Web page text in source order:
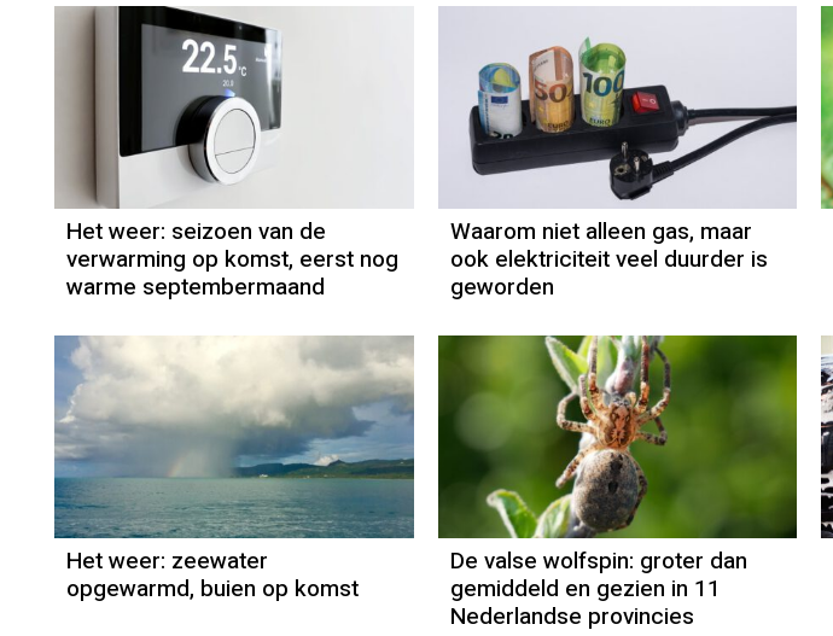
Het weer
Grieta Spannenburg
Het weer: seizoen van de
verwarming op komst, eerst nog
warme septembermaand
Waarom niet alleen gas, maar
ook elektriciteit veel duurder is
geworden
Het weer
Grieta Spannenburg
Het weer: zeewater
opgewarmd, buien op komst
De valse wolfspin: groter dan
gemiddeld en gezien in 11
Nederlandse provincies